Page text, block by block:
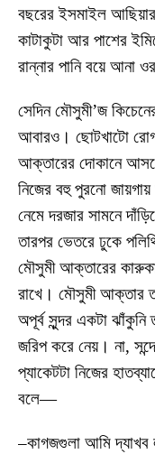
বছরের ইসমাইল
কাটাকুটা আর পাশের
রান্নার পানি বয়ে আনা
সেদিন মৌসুমী’জ
আবারও। ছোটখাটো
আক্তারের দোকানে
নিজের বহু পুরনো জায়গায়
নেমে দরজার সামনে
তারপর ভেতরে ঢুকে
মৌসুমী আক্তারের
রাখে। মৌসুমী আক্তার
অপূর্ব সুন্দর একটা
জরিপ করে নেয়। না,
প্যাকেটটা নিজের
বলে—
–কাগজগুলা আমি